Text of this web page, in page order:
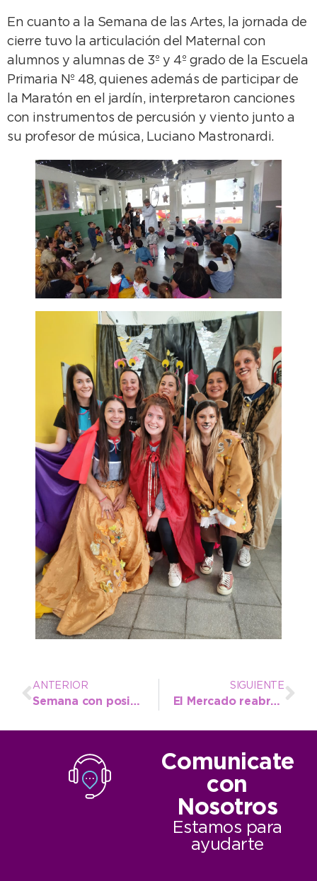
En cuanto a la Semana de las Artes, la jornada de
cierre tuvo la articulación del Maternal con
alumnos y alumnas de 3º y 4º grado de la Escuela
Primaria Nº 48, quienes además de participar de
la Maratón en el jardín, interpretaron canciones
con instrumentos de percusión y viento junto a
su profesor de música, Luciano Mastronardi.
ANTERIOR
Semana con posibles lluvias en los primeros días pero con buen clima después
SIGUIENTE
El Mercado reabre sus puertas este jueves en la Plaza Dardo Rocha
Comunicate
con
Nosotros
Estamos para
ayudarte